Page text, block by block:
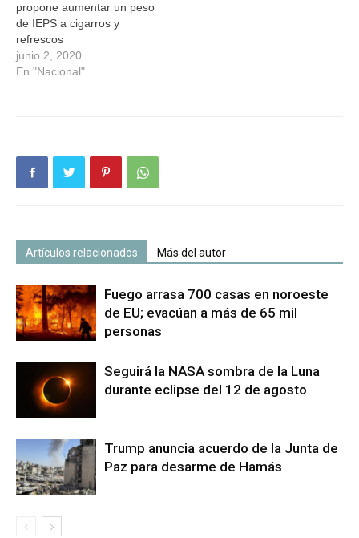
propone aumentar un peso
de IEPS a cigarros y
refrescos
junio 2, 2020
En "Nacional"
Artículos relacionados Más del autor
Fuego arrasa 700 casas en noroeste
de EU; evacúan a más de 65 mil
personas
Seguirá la NASA sombra de la Luna
durante eclipse del 12 de agosto
Trump anuncia acuerdo de la Junta de
Paz para desarme de Hamás